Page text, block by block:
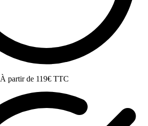
À partir de 119€ TTC